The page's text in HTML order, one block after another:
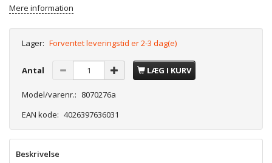
Mere information
Lager: Forventet leveringstid er 2-3 dag(e)
Antal LÆG I KURV
Model/varenr.: 8070276a
EAN kode: 4026397636031
Beskrivelse